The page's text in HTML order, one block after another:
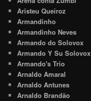
Aristeu Queiroz
Armandinho
Armandinho Neves
Armando do Solovox
Armando Y Su Solovox
Armando's Trio
Arnaldo Amaral
Arnaldo Antunes
Arnaldo Brandão